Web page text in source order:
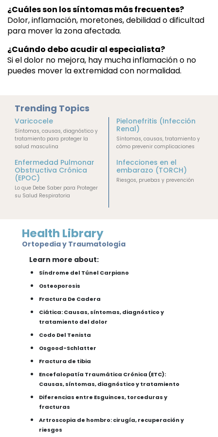
¿Cuáles son los síntomas más frecuentes?
Dolor, inflamación, moretones, debilidad o dificultad
para mover la zona afectada.
¿Cuándo debo acudir al especialista?
Si el dolor no mejora, hay mucha inflamación o no
puedes mover la extremidad con normalidad.
Trending Topics
Varicocele
Síntomas, causas, diagnóstico y
tratamiento para proteger la
salud masculina
Pielonefritis (Infección
Renal)
Síntomas, causas, tratamiento y
cómo prevenir complicaciones
Enfermedad Pulmonar
Obstructiva Crónica
(EPOC)
Lo que Debe Saber para Proteger
su Salud Respiratoria
Infecciones en el
embarazo (TORCH)
Riesgos, pruebas y prevención
Health Library
Ortopedia y Traumatología
Learn more about:
Síndrome del Túnel Carpiano
Osteoporosis
Fractura De Cadera
Ciática: Causas, síntomas, diagnóstico y
tratamiento del dolor
Codo Del Tenista
Osgood-Schlatter
Fractura de tibia
Encefalopatía Traumática Crónica (ETC):
Causas, síntomas, diagnóstico y tratamiento
Diferencias entre Esguinces, torceduras y
fracturas
Artroscopia de hombro: cirugía, recuperación y
riesgos